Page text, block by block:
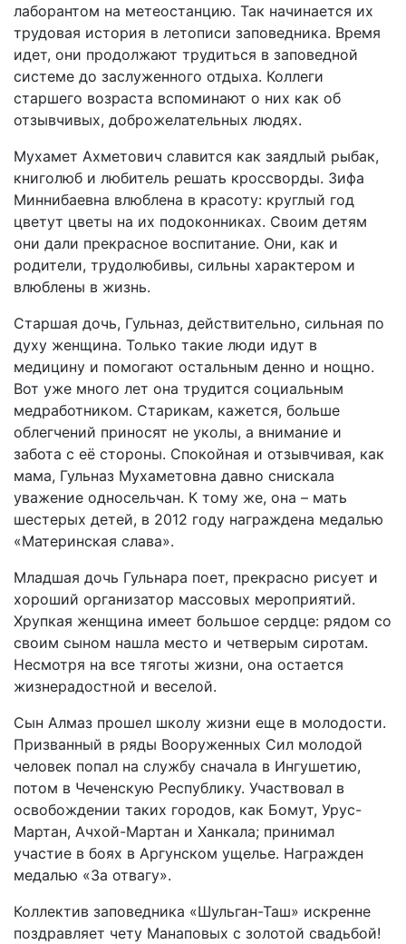
лаборантом на метеостанцию. Так начинается их
трудовая история в летописи заповедника. Время
идет, они продолжают трудиться в заповедной
системе до заслуженного отдыха. Коллеги
старшего возраста вспоминают о них как об
отзывчивых, доброжелательных людях.
Мухамет Ахметович славится как заядлый рыбак,
книголюб и любитель решать кроссворды. Зифа
Миннибаевна влюблена в красоту: круглый год
цветут цветы на их подоконниках. Своим детям
они дали прекрасное воспитание. Они, как и
родители, трудолюбивы, сильны характером и
влюблены в жизнь.
Старшая дочь, Гульназ, действительно, сильная по
духу женщина. Только такие люди идут в
медицину и помогают остальным денно и нощно.
Вот уже много лет она трудится социальным
медработником. Старикам, кажется, больше
облегчений приносят не уколы, а внимание и
забота с её стороны. Спокойная и отзывчивая, как
мама, Гульназ Мухаметовна давно снискала
уважение односельчан. К тому же, она – мать
шестерых детей, в 2012 году награждена медалью
«Материнская слава».
Младшая дочь Гульнара поет, прекрасно рисует и
хороший организатор массовых мероприятий.
Хрупкая женщина имеет большое сердце: рядом со
своим сыном нашла место и четверым сиротам.
Несмотря на все тяготы жизни, она остается
жизнерадостной и веселой.
Сын Алмаз прошел школу жизни еще в молодости.
Призванный в ряды Вооруженных Сил молодой
человек попал на службу сначала в Ингушетию,
потом в Чеченскую Республику. Участвовал в
освобождении таких городов, как Бомут, Урус-
Мартан, Ачхой-Мартан и Ханкала; принимал
участие в боях в Аргунском ущелье. Награжден
медалью «За отвагу».
Коллектив заповедника «Шульган-Таш» искренне
поздравляет чету Манаповых с золотой свадьбой!